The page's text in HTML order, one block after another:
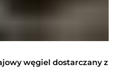
węgiel dostarczany z